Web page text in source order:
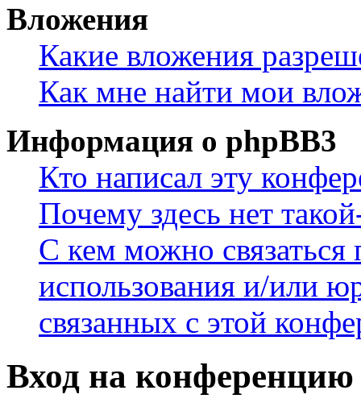
Вложения
Какие вложения
Как мне найти мои
Информация о phpBB3
Кто написал эту
Почему здесь нет
С кем можно связаться
использования и/или
связанных с этой
Вход на конференцию